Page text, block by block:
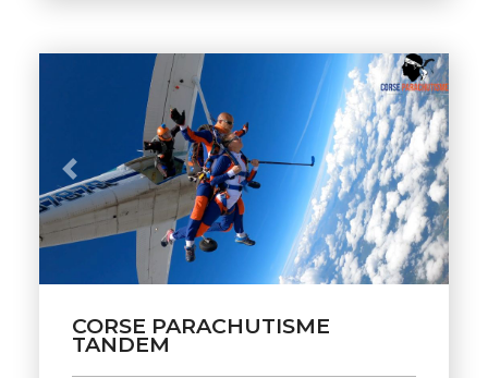
Previous Next
CORSE PARACHUTISME
TANDEM